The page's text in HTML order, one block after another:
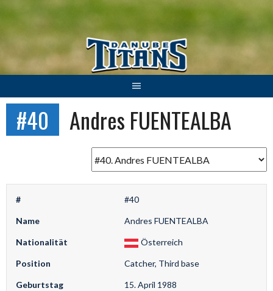
Springe
Inhalt
#40 Andres FUENTEALBA
# #40
Name Andres FUENTEALBA
Nationalität Österreich
Position Catcher, Third base
Geburtstag 15. April 1988